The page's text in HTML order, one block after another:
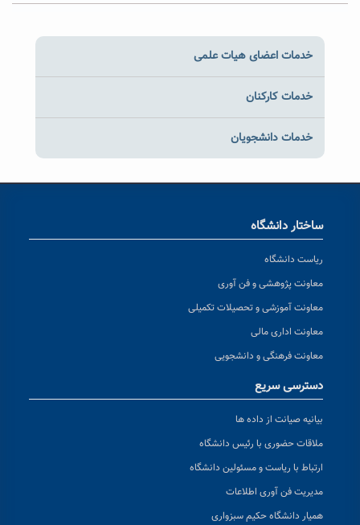
خدمات اعضای هیات علمی
خدمات کارکنان
خدمات دانشجویان
ساختار دانشگاه
ریاست دانشگاه
معاونت پژوهشی و فن آوری
معاونت آموزشی و تحصیلات تکمیلی
معاونت اداری مالی
معاونت فرهنگی و دانشجویی
دسترسی سریع
بیانیه صیانت از داده ها
ملاقات حضوری با رئیس دانشگاه
ارتباط با ریاست و مسئولین دانشگاه
مدیریت فن آوری اطلاعات
همیار دانشگاه حکیم سبزواری